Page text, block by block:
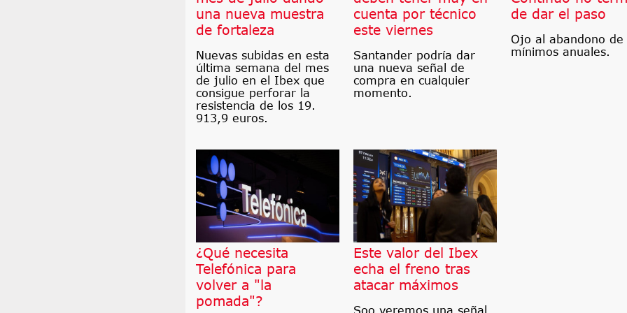
una nueva muestra
de fortaleza
Nuevas subidas en esta
última semana del mes
de julio en el Ibex que
consigue perforar la
resistencia de los 19.
913,9 euros.
cuenta por técnico
este viernes
Santander podría dar
una nueva señal de
compra en cualquier
momento.
de dar el paso
Ojo al abandono de
mínimos anuales.
¿Qué necesita
Telefónica para
volver a "la
pomada"?
Este valor del Ibex
echa el freno tras
atacar máximos
Soo veremos una señal